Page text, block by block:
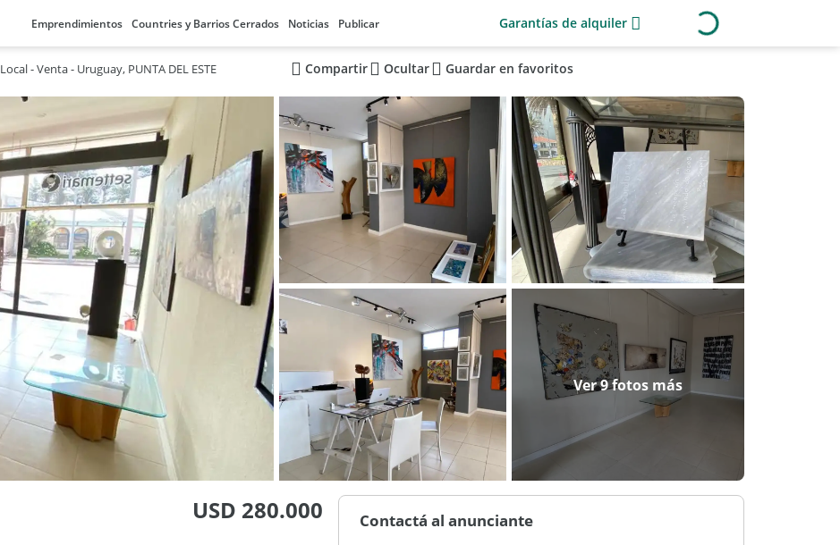
Emprendimientos Countries y Barrios Cerrados Noticias Publicar Garantías de alquiler
Local - Venta - Uruguay, PUNTA DEL ESTE Compartir Ocultar Guardar en favoritos
Ver 9 fotos más
USD 280.000 Contactá al anunciante